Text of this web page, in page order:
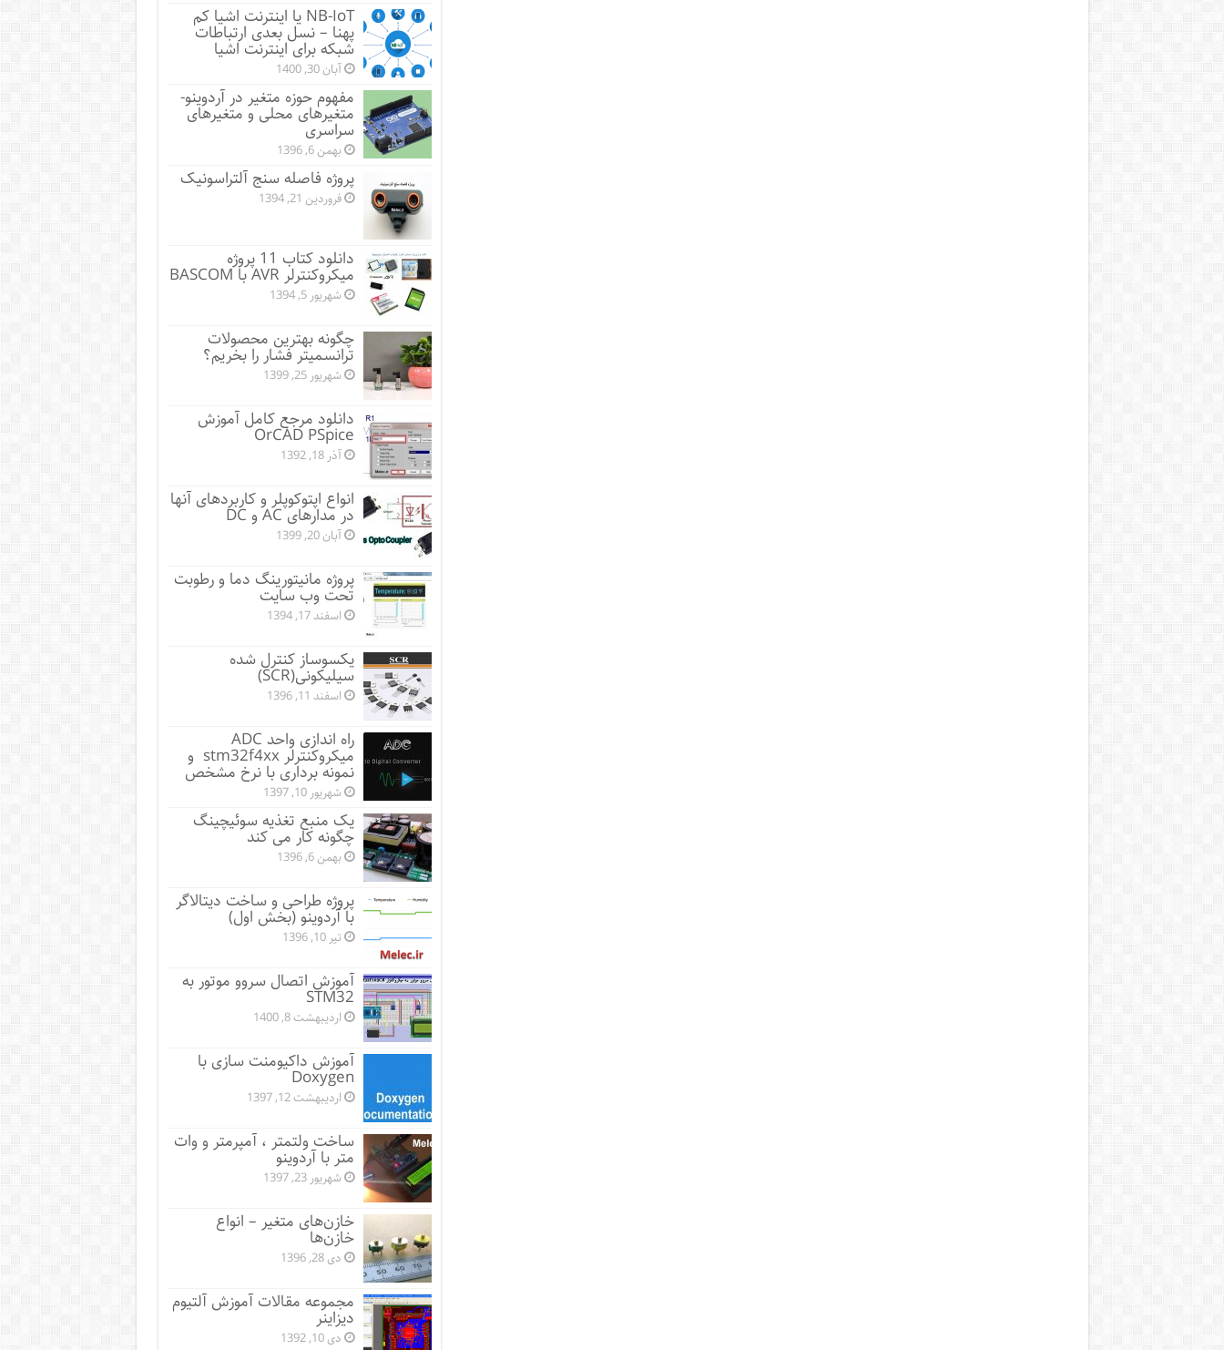
NB-IoT یا اینترنت اشیا کم
پهنا – نسل بعدی ارتباطات
شبکه برای اینترنت اشیا
آبان 30, 1400
مفهوم حوزه متغیر در آردوینو-
متغیرهای محلی و متغیرهای
سراسری
بهمن 6, 1396
پروژه فاصله سنج آلتراسونیک
فروردین 21, 1394
دانلود کتاب 11 پروژه
میکروکنترلر AVR با BASCOM
شهریور 5, 1394
چگونه بهترین محصولات
ترانسمیتر فشار را بخریم؟
شهریور 25, 1399
دانلود مرجع کامل آموزش
OrCAD PSpice
آذر 18, 1392
انواع اپتوکوپلر و کاربردهای آنها
در مدارهای AC و DC
آبان 20, 1399
پروژه مانيتورينگ دما و رطوبت
تحت وب سایت
اسفند 17, 1394
یکسوساز کنترل شده
سیلیکونی(SCR)
اسفند 11, 1396
راه اندازی واحد ADC
میکروکنترلر stm32f4xx و
نمونه برداری با نرخ مشخص
شهریور 10, 1397
یک منبع تغذیه سوئیچینگ
چگونه کار می کند
بهمن 6, 1396
پروژه طراحی و ساخت دیتالاگر
با آردوینو (بخش اول)
تیر 10, 1396
آموزش اتصال سروو موتور به
STM32
اردیبهشت 8, 1400
آموزش داکیومنت سازی با
Doxygen
اردیبهشت 12, 1397
ساخت ولتمتر ، آمپرمتر و وات
متر با آردوینو
شهریور 23, 1397
خازن‌های متغیر – انواع
خازن‌ها
دی 28, 1396
مجموعه مقالات آموزش آلتیوم
دیزاینر
دی 10, 1392